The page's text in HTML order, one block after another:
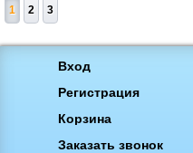
1 2 3
Вход
Регистрация
Корзина
Заказать звонок